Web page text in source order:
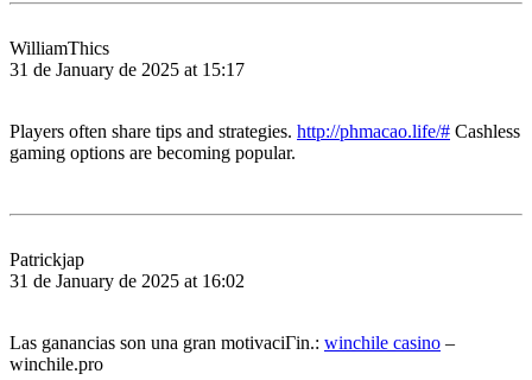
WilliamThics
31 de January de 2025 at 15:17
Players often share tips and strategies. http://phmacao.life/# Cashless
gaming options are becoming popular.
Patrickjap
31 de January de 2025 at 16:02
Las ganancias son una gran motivaciГіn.: winchile casino –
winchile.pro